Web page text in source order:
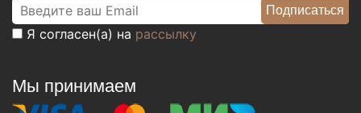
Я согласен(а) на рассылку
Мы принимаем